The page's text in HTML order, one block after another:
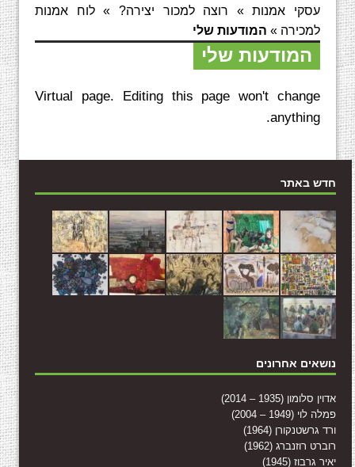
עסקי אמנות» רוצה למכור יצירה? »לוח אמנות
למכירה » המודעות שלי
המודעות שלי
Virtual page. Editing this page won't change
anything.
חדש באתר
נושאים אחרונים
אדוין סלומון (1935 – 2014)
פמלה לוי (1949 – 2004)
ורד גרשטנקורן (1964)
רוברט רוזנברג (1962)
יאיר גרבוז (1945)